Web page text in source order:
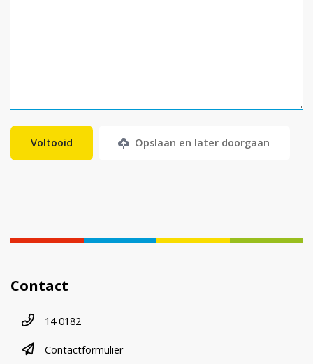
Opslaan en later doorgaan
Contact
Telefoonnummer
14 0182
contactformulier
Contactformulier